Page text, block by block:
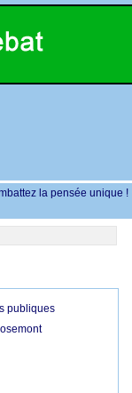
la pensée unique !
publiques